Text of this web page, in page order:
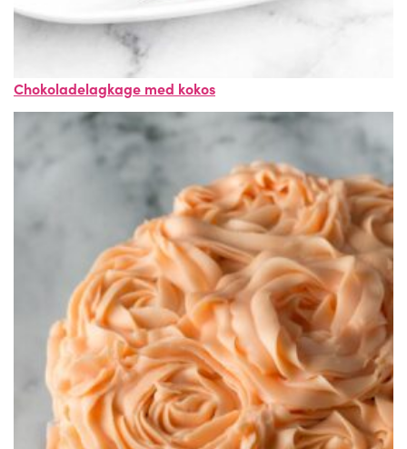
Chokoladelagkage med kokos